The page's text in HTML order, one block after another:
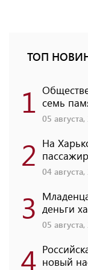
ТОП
1 семь
05
2 На
04
3 деньги
05
4 новый